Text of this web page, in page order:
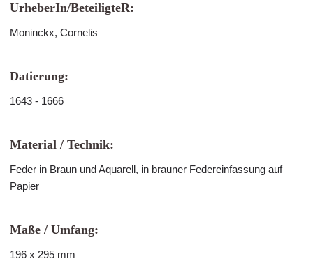
UrheberIn/BeteiligteR:
Moninckx, Cornelis
Datierung:
1643 - 1666
Material / Technik:
Feder in Braun und Aquarell, in brauner Federeinfassung auf
Papier
Maße / Umfang:
196 x 295 mm